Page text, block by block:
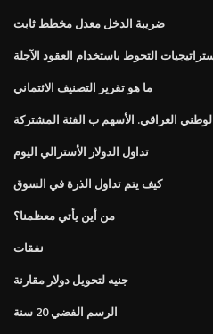
ضريبة الدخل معدل مخطط ثابت
ما هو تقرير التصنيف الائتماني
العراقي. الأسهم ب الفئة المشتركة
تداول الدولار الأسترالي اليوم
كيف يتم تداول الذرة في السوق
من أين يأتي معظمنا؟
نفقات
جنيه لتحويل دولار مقارنة
الرسم الفضي 20 سنة